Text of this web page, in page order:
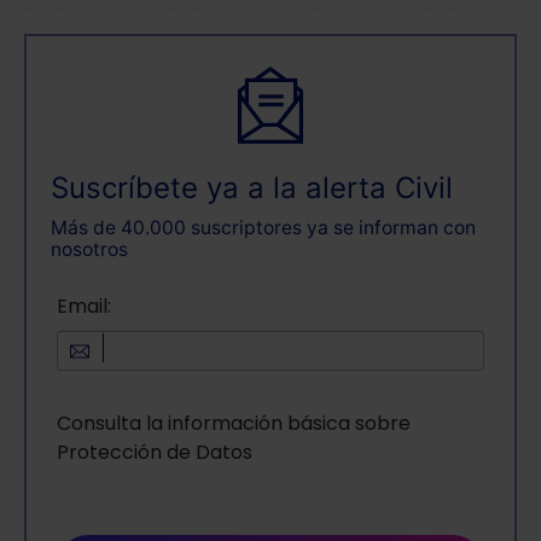
Suscríbete ya a la alerta Civil
Más de 40.000 suscriptores ya se informan con
nosotros
Email:
Consulta la información básica sobre
Protección de Datos